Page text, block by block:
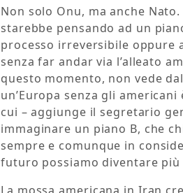
Non solo Onu, ma anche
starebbe pensando ad un
processo irreversibile oppure
senza far andar via l’alleato
questo momento, non vede
un’Europa senza gli
cui – aggiunge il segretario
immaginare un piano B, che
sempre e comunque in
futuro possiamo diventare